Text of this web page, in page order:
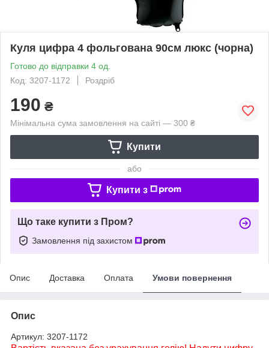
Куля цифра 4 фольгована 90см люкс (чорна)
Готово до відправки 4 од.
Код: 3207-1172
Роздріб
190 ₴
Мінімальна сума замовлення на сайті — 300 ₴
Купити
або
Купити з
Що таке купити з Пром?
Замовлення під захистом
Опис Доставка Оплата Умови повернення
Опис
Артикул: 3207-1172